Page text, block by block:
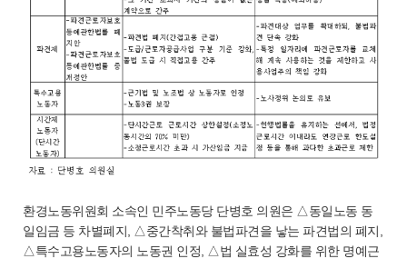
환경노동위원회 소속인 민주노동당 단병호 의원은 △동일노동 동
일임금 등 차별폐지, △중간착취와 불법파견을 낳는 파견법의 폐지,
△특수고용노동자의 노동권 인정, △법 실효성 강화를 위한 명예근